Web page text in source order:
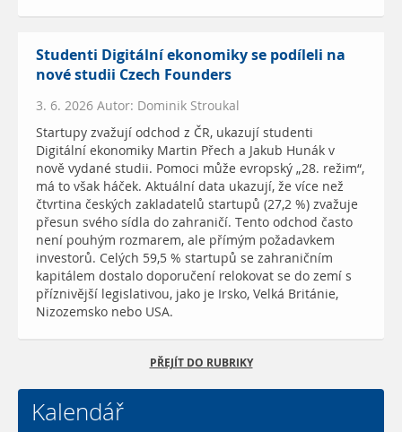
Studenti Digitální ekonomiky se podíleli na
nové studii Czech Founders
3. 6. 2026 Autor: Dominik Stroukal
Startupy zvažují odchod z ČR, ukazují studenti
Digitální ekonomiky Martin Přech a Jakub Hunák v
nově vydané studii. Pomoci může evropský „28. režim“,
má to však háček. Aktuální data ukazují, že více než
čtvrtina českých zakladatelů startupů (27,2 %) zvažuje
přesun svého sídla do zahraničí. Tento odchod často
není pouhým rozmarem, ale přímým požadavkem
investorů. Celých 59,5 % startupů se zahraničním
kapitálem dostalo doporučení relokovat se do zemí s
příznivější legislativou, jako je Irsko, Velká Británie,
Nizozemsko nebo USA.
PŘEJÍT DO RUBRIKY
Kalendář